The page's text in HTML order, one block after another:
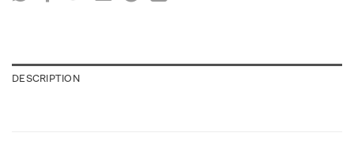
DESCRIPTION